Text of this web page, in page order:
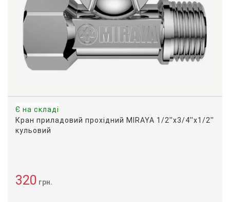
Є на складі
Кран приладовий прохідний MIRAYA 1/2''х3/4''х1/2''
кульовий
320 грн.